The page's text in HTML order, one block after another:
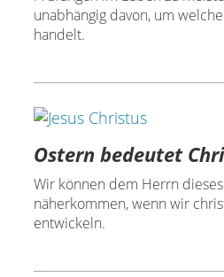
unabhängig davon, um
handelt.
Ostern bedeutet
Wir können dem Herrn dieses
näherkommen, wenn wir
entwickeln.